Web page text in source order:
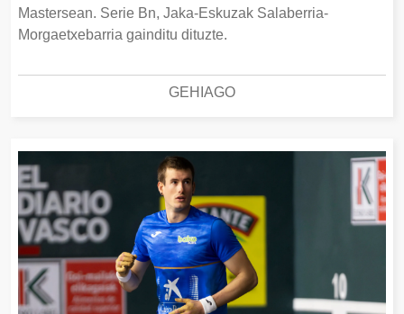
Mastersean. Serie Bn, Jaka-Eskuzak Salaberria-
Morgaetxebarria gainditu dituzte.
GEHIAGO